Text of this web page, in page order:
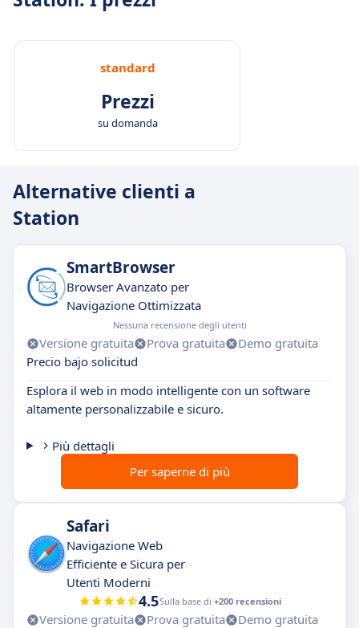
standard
Prezzi
su domanda
Alternative clienti a
Station
SmartBrowser
Browser Avanzato per
Navigazione Ottimizzata
Nessuna recensione degli utenti
Versione gratuita Prova gratuita
Demo gratuita
Precio bajo solicitud
Esplora il web in modo intelligente con un software
altamente personalizzabile e sicuro.
Più dettagli
Per saperne di più
Safari
Navigazione Web
Efficiente e Sicura per
Utenti Moderni
4.5Sulla base di +200 recensioni
Versione gratuita Prova gratuita
Demo gratuita